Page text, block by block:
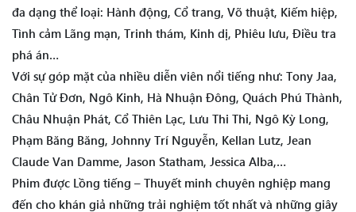
đa dạng thể loại: Hành động, Cổ trang, Võ thuật, Kiếm hiệp,
Tình cảm Lãng mạn, Trinh thám, Kinh dị, Phiêu lưu, Điều tra
phá án…
Với sự góp mặt của nhiều diễn viên nổi tiếng như: Tony Jaa,
Chân Tử Đơn, Ngô Kinh, Hà Nhuận Đông, Quách Phú Thành,
Châu Nhuận Phát, Cổ Thiên Lạc, Lưu Thi Thi, Ngô Kỳ Long,
Phạm Băng Băng, Johnny Trí Nguyễn, Kellan Lutz, Jean
Claude Van Damme, Jason Statham, Jessica Alba,…
Phim được Lồng tiếng – Thuyết minh chuyên nghiệp mang
đến cho khán giả những trải nghiệm tốt nhất và những giây